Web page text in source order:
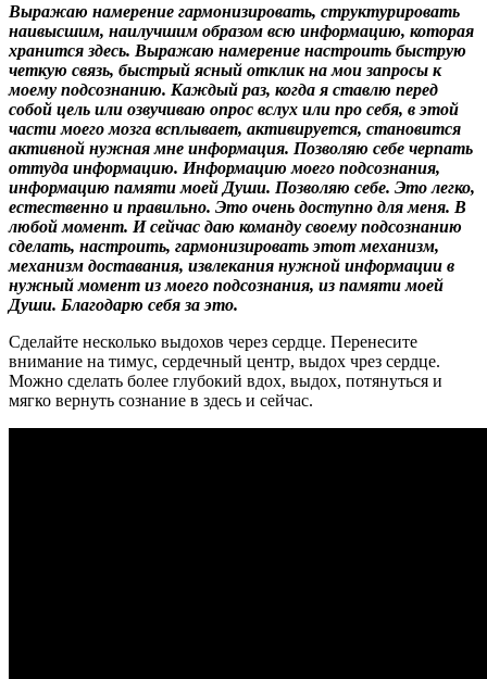
Выражаю намерение гармонизировать, структурировать
наивысшим, наилучшим образом всю информацию, которая
хранится здесь. Выражаю намерение настроить быструю
четкую связь, быстрый ясный отклик на мои запросы к
моему подсознанию. Каждый раз, когда я ставлю перед
собой цель или озвучиваю опрос вслух или про себя, в этой
части моего мозга всплывает, активируется, становится
активной нужная мне информация. Позволяю себе черпать
оттуда информацию. Информацию моего подсознания,
информацию памяти моей Души. Позволяю себе. Это легко,
естественно и правильно. Это очень доступно для меня. В
любой момент. И сейчас даю команду своему подсознанию
сделать, настроить, гармонизировать этот механизм,
механизм доставания, извлекания нужной информации в
нужный момент из моего подсознания, из памяти моей
Души. Благодарю себя за это.
Сделайте несколько выдохов через сердце. Перенесите
внимание на тимус, сердечный центр, выдох чрез сердце.
Можно сделать более глубокий вдох, выдох, потянуться и
мягко вернуть сознание в здесь и сейчас.